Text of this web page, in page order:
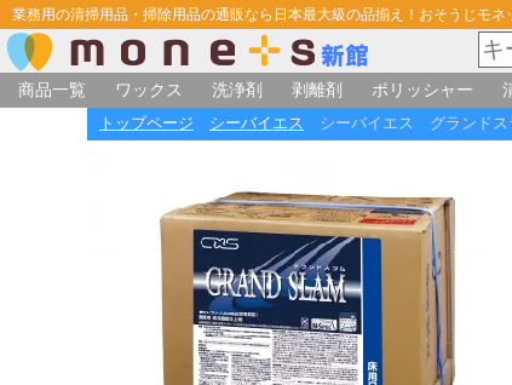
業務用の清掃用品・掃除用品の通販なら日本最大級の品揃え！おそうじモネ
商品一覧
ワックス 洗浄剤 剥離剤 ポリッシャー
トップページ シーバイエス シーバイエス グランド